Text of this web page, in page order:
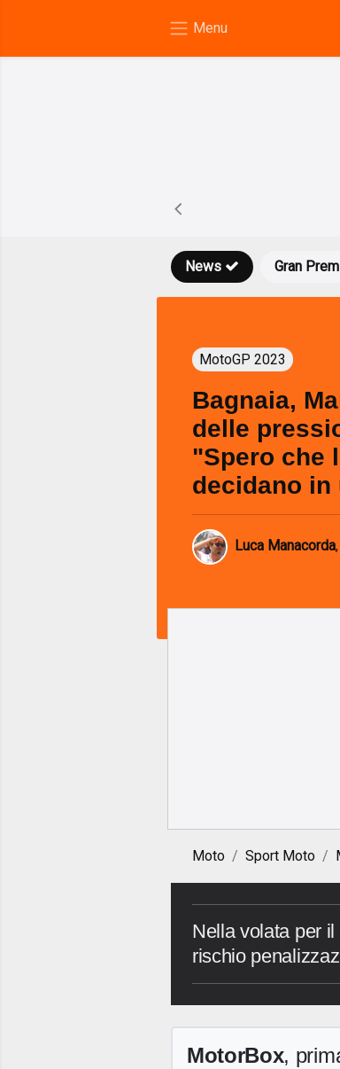
News Gran
MotoGP 2023
Bagnaia,
delle
"Spero che
decidano
Luca Manacorda,
Moto Sport Moto
Nella volata per
rischio
MotorBox,